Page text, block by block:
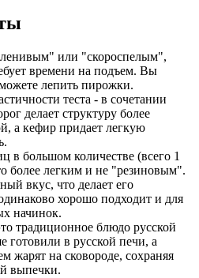
или "скороспелым",
времени на подъем. Вы
лепить пирожки.
теста - в сочетании
делает структуру более
а кефир придает легкую
в большом количестве (всего 1
более легким и не "резиновым".
вкус, что делает его
хорошо подходит и для
начинок.
традиционное блюдо русской
готовили в русской печи, а
жарят на сковороде, сохраняя
выпечки.